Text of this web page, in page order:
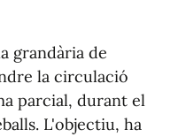
grandària de
la circulació
parcial, durant el
L'objectiu, ha